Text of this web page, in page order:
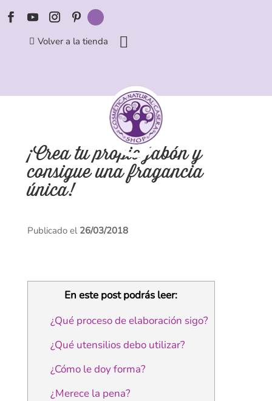
Volver a la tienda
¡Crea tu propio jabón y
consigue una fragancia
única!
Publicado el 26/03/2018
En este post podrás leer:
¿Qué proceso de elaboración sigo?
¿Qué utensilios debo utilizar?
¿Cómo le doy forma?
¿Merece la pena?